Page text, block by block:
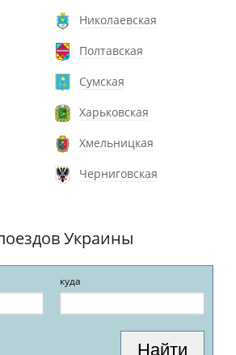
Николаевская
Полтавская
Сумская
Харьковская
Хмельницкая
Черниговская
Украины
куда